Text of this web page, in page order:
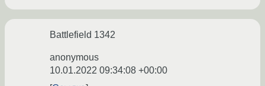
Battlefield 1342
anonymous
10.01.2022 09:34:08 +00:00